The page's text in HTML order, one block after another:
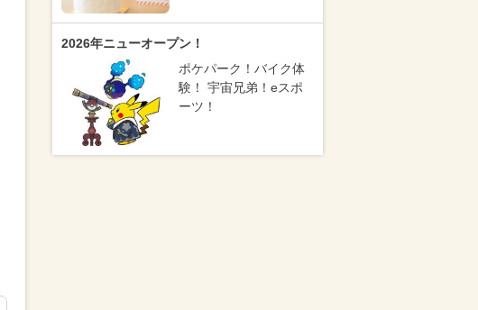
2026年ニューオープン！
ポケパーク！バイク体
験！ 宇宙兄弟！eスポ
ーツ！